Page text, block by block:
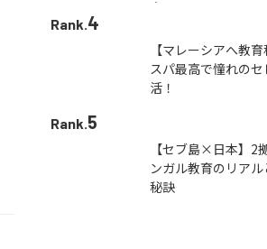
音
Rank.4
【マレーシアへ教
スパ最高で憧れのセ
活！
Rank.5
【セブ島×日本】2
ンガル教育のリア
秘訣